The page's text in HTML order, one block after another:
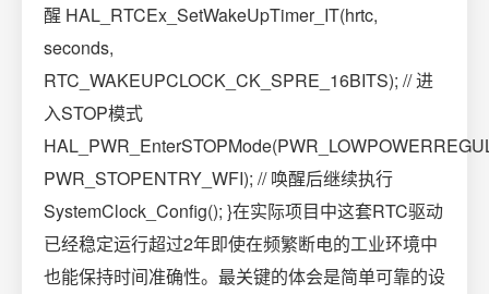
醒 HAL_RTCEx_SetWakeUpTimer_IT(hrtc,
seconds,
RTC_WAKEUPCLOCK_CK_SPRE_16BITS); // 进
入STOP模式
PWR_STOPENTRY_WFI); // 唤醒后继续执行
SystemClock_Config(); }在实际项目中这套RTC驱动
已经稳定运行超过2年即使在频繁断电的工业环境中
也能保持时间准确性。最关键的体会是简单可靠的设